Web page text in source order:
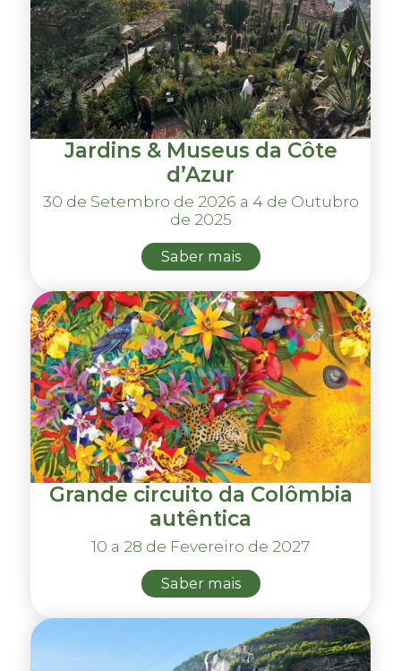
Jardins & Museus da Côte
d’Azur
30 de Setembro de 2026 a 4 de Outubro
de 2025
Saber mais
Grande circuito da Colômbia
autêntica
10 a 28 de Fevereiro de 2027
Saber mais